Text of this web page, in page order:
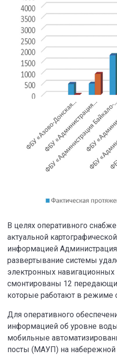
В целях оперативного
актуальной
информацией
развертывание системы
электронных
смонтированы 12
которые работают в режиме
Для оперативного
информацией об уровне
мобильные
посты (МАУП) на